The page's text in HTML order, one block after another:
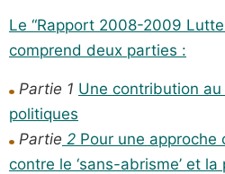
Le “Rapport 2008-2009
comprend deux parties :
Partie 1 Une contribution au
politiques
Partie 2 Pour une
contre le ‘sans-abrisme’ et la